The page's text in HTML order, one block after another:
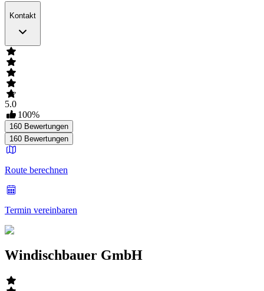
Kontakt
5.0
100%
160 Bewertungen
160 Bewertungen
Route berechnen
Termin vereinbaren
Windischbauer GmbH